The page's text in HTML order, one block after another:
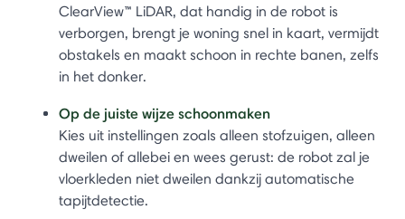
ClearView™ LiDAR, dat handig in de robot is
verborgen, brengt je woning snel in kaart, vermijdt
obstakels en maakt schoon in rechte banen, zelfs
in het donker.
Op de juiste wijze schoonmaken
Kies uit instellingen zoals alleen stofzuigen, alleen
dweilen of allebei en wees gerust: de robot zal je
vloerkleden niet dweilen dankzij automatische
tapijtdetectie.